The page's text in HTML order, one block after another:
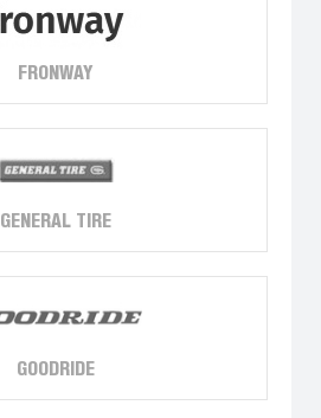
FRONWAY
GENERAL TIRE
GOODRIDE